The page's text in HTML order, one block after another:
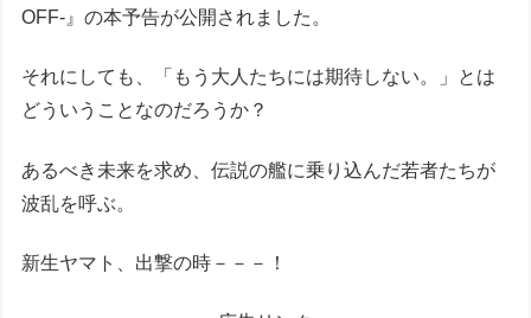
OFF-』の本予告が公開されました。
それにしても、「もう大人たちには期待しない。」とは
どういうことなのだろうか？
あるべき未来を求め、伝説の艦に乗り込んだ若者たちが
波乱を呼ぶ。
新生ヤマト、出撃の時－－－！